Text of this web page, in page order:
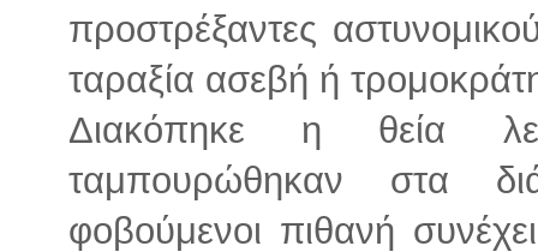
προστρέξαντες
ταραξία ασεβή ή
Διακόπηκε η θεία
ταμπουρώθηκαν στα
φοβούμενοι πιθανή